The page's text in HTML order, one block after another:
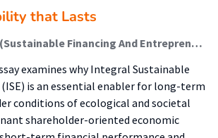
that Lasts
Feenstra, Bauke (Sustainable Financing And Entrepreneurship); Rijsdijk, Liesbeth; Dommerholt, Egbert
examines why Integral Sustainable
is an essential enabler for long-term
conditions of ecological and societal
shareholder-oriented economic